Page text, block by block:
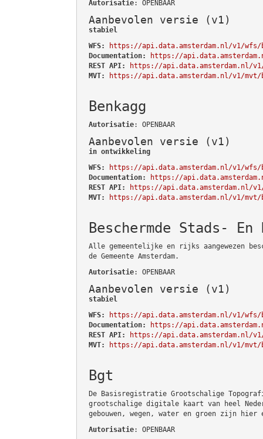
Autorisatie: OPENBAAR
Aanbevolen versie (v1)
stabiel
WFS:
https://api.data.amsterdam.nl/v1/wfs/
Documentation:
https://
REST API:
https://api.data.amsterdam.nl/
MVT:
https://api.data.amsterdam.nl/v1/mvt/
Benkagg
Autorisatie: OPENBAAR
Aanbevolen versie (v1)
in ontwikkeling
WFS:
https://api.data.amsterdam.nl/v1/wfs/
Documentation:
https://
REST API:
https://api.data.amsterdam.nl/v1/
MVT:
https://api.data.amsterdam.nl/v1/mvt/
Beschermde Stads-
Alle gemeentelijke en rijks aangewezen
de Gemeente Amsterdam.
Autorisatie: OPENBAAR
Aanbevolen versie (v1)
stabiel
WFS:
https://api.data.amsterdam.nl/v1/wfs/
Documentation:
https://
REST API:
https://api.data.amsterdam.nl/v1/
MVT:
https://api.data.amsterdam.nl/v1/mvt/
Bgt
De Basisregistratie Grootschalige
grootschalige digitale kaart van heel
gebouwen, wegen, water en groen zijn hier
Autorisatie: OPENBAAR